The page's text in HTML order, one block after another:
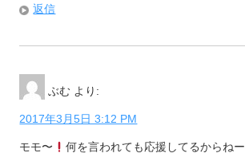
返信
ぶむ より:
2017年3月5日 3:12 PM
モモ〜 何を言われても応援してるからねー